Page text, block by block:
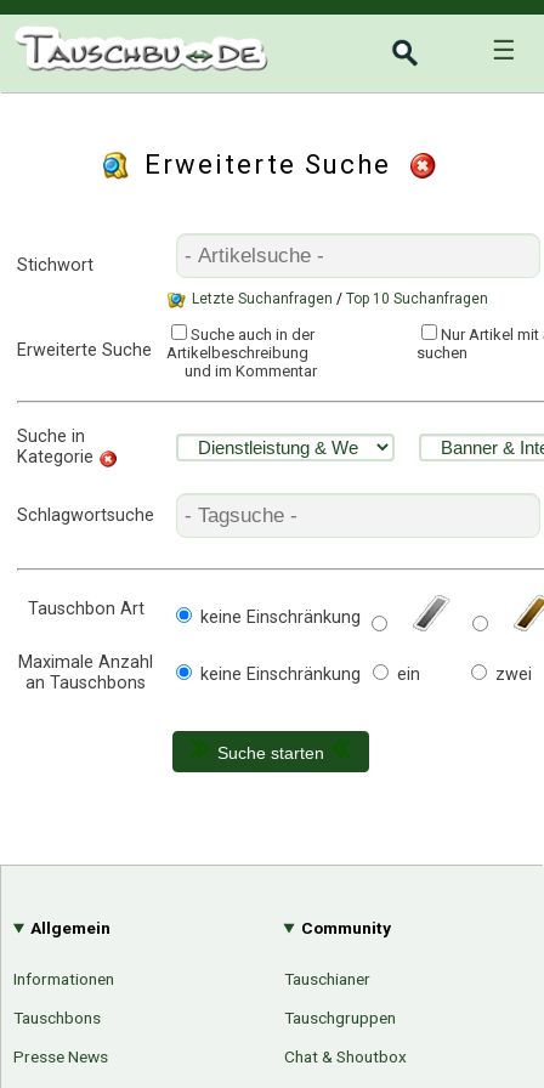
☰
Erweiterte Suche
Stichwort
Letzte Suchanfragen / Top 10 Suchanfragen
Erweiterte Suche
Suche auch in der
Artikelbeschreibung
und im Kommentar
Nur Artikel
suchen
Suche in
Kategorie
Schlagwortsuche
Tauschbon Art keine Einschränkung
Maximale Anzahl
an Tauschbons
keine Einschränkung ein zwei
Suche starten
Allgemein
Informationen
Tauschbons
Presse News
Community
Tauschianer
Tauschgruppen
Chat & Shoutbox